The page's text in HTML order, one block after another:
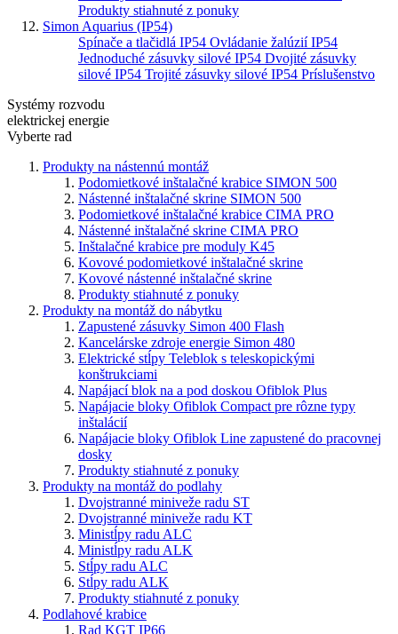
Produkty stiahnuté z ponuky
Simon Aquarius (IP54)
Spínače a tlačidlá IP54 Ovládanie žalúzií IP54
Jednoduché zásuvky silové IP54 Dvojité zásuvky
silové IP54 Trojité zásuvky silové IP54 Príslušenstvo
Systémy rozvodu
elektrickej energie
Vyberte rad
Produkty na nástennú montáž
Podomietkové inštalačné krabice SIMON 500
Nástenné inštalačné skrine SIMON 500
Podomietkové inštalačné krabice CIMA PRO
Nástenné inštalačné skrine CIMA PRO
Inštalačné krabice pre moduly K45
Kovové podomietkové inštalačné skrine
Kovové nástenné inštalačné skrine
Produkty stiahnuté z ponuky
Produkty na montáž do nábytku
Zapustené zásuvky Simon 400 Flash
Kancelárske zdroje energie Simon 480
Elektrické stĺpy Teleblok s teleskopickými
konštrukciami
Napájací blok na a pod doskou Ofiblok Plus
Napájacie bloky Ofiblok Compact pre rôzne typy
inštalácií
Napájacie bloky Ofiblok Line zapustené do pracovnej
dosky
Produkty stiahnuté z ponuky
Produkty na montáž do podlahy
Dvojstranné miniveže radu ST
Dvojstranné miniveže radu KT
Ministĺpy radu ALC
Ministĺpy radu ALK
Stĺpy radu ALC
Stĺpy radu ALK
Produkty stiahnuté z ponuky
Podlahové krabice
Rad KGT IP66